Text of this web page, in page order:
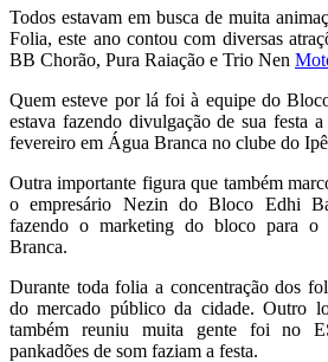
Todos estavam em busca de muita
Folia, este ano contou com diversas
BB Chorão, Pura Raiação e Trio Nen
Quem esteve por lá foi à equipe do
estava fazendo divulgação de sua festa
fevereiro em Água Branca no clube do
Outra importante figura que também
o empresário Nezin do Bloco Edhi
fazendo o marketing do bloco para o
Branca.
Durante toda folia a concentração dos
do mercado público da cidade. Outro
também reuniu muita gente foi no
pankadões de som faziam a festa.